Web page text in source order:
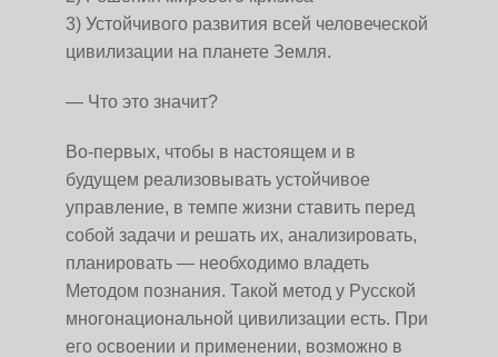
3) Устойчивого развития всей человеческой
цивилизации на планете Земля.
— Что это значит?
Во-первых, чтобы в настоящем и в
будущем реализовывать устойчивое
управление, в темпе жизни ставить перед
собой задачи и решать их, анализировать,
планировать — необходимо владеть
Методом познания. Такой метод у Русской
многонациональной цивилизации есть. При
его освоении и применении, возможно в